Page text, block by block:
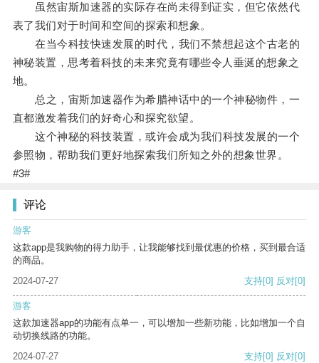
虽然宙斯加速器的实际存在尚未得到证实，但它依然代
表了我们对于时间和空间的探索和想象。
在当今科技快速发展的时代，我们不禁想起这个古老的
神秘装置，思考着科技的未来究竟有哪些令人垂涎的想象之
地。
总之，宙斯加速器作为希腊神话中的一个神秘物件，一
直都激发着我们的好奇心和探究欲望。
这个神秘的科技装置，或许会成为我们科技发展的一个
参照物，帮助我们更好地探索我们所知之外的想象世界。
#3#
评论
游客
这款app是我购物的得力助手，让我能够找到最优惠的价格，买到最合适
的商品。
2024-07-27
支持[0] 反对[0]
游客
这款加速器app的功能有点单一，可以增加一些新功能，比如增加一个自
动切换线路的功能。
2024-07-27
支持[0] 反对[0]